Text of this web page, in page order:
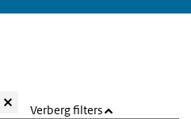
Verberg filters